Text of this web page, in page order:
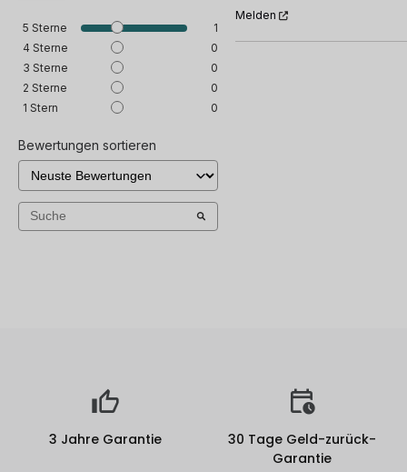
5 Sterne
1
4 Sterne
0
3 Sterne
0
2 Sterne
0
1 Stern 0
Bewertungen sortieren
Melden
3 Jahre Garantie
30 Tage Geld-zurück-
Garantie